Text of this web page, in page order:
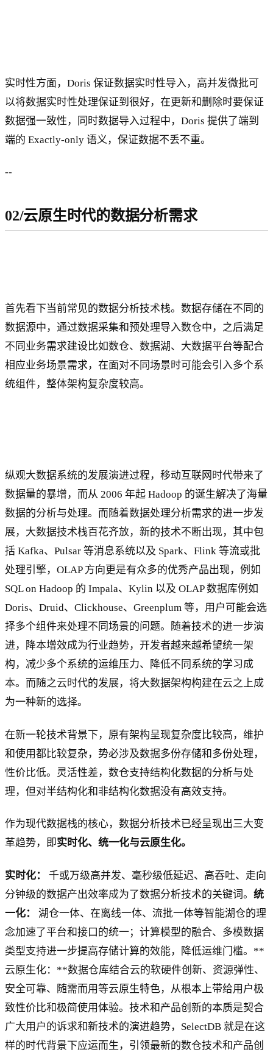
实时性方面，Doris 保证数据实时性导入，高并发微批可
以将数据实时性处理保证到很好，在更新和删除时要保证
数据强一致性，同时数据导入过程中，Doris 提供了端到
端的 Exactly-only 语义，保证数据不丢不重。
--
02/云原生时代的数据分析需求
首先看下当前常见的数据分析技术栈。数据存储在不同的
数据源中，通过数据采集和预处理导入数仓中，之后满足
不同业务需求建设比如数仓、数据湖、大数据平台等配合
相应业务场景需求，在面对不同场景时可能会引入多个系
统组件，整体架构复杂度较高。
纵观大数据系统的发展演进过程，移动互联网时代带来了
数据量的暴增，而从 2006 年起 Hadoop 的诞生解决了海量
数据的分析与处理。而随着数据处理分析需求的进一步发
展，大数据技术栈百花齐放，新的技术不断出现，其中包
括 Kafka、Pulsar 等消息系统以及 Spark、Flink 等流或批
处理引擎，OLAP 方向更是有众多的优秀产品出现，例如
SQL on Hadoop 的 Impala、Kylin 以及 OLAP 数据库例如
Doris、Druid、Clickhouse、Greenplum 等，用户可能会选
择多个组件来处理不同场景的问题。随着技术的进一步演
进，降本增效成为行业趋势，开发者越来越希望统一架
构，减少多个系统的运维压力、降低不同系统的学习成
本。而随之云时代的发展，将大数据架构构建在云之上成
为一种新的选择。
在新一轮技术背景下，原有架构呈现复杂度比较高，维护
和使用都比较复杂，势必涉及数据多份存储和多份处理，
性价比低。灵活性差，数仓支持结构化数据的分析与处
理，但对半结构化和非结构化数据没有高效支持。
作为现代数据栈的核心，数据分析技术已经呈现出三大变
革趋势，即实时化、统一化与云原生化。
实时化：
千或万级高并发、毫秒级低延迟、高吞吐、走向
分钟级的数据产出效率成为了数据分析技术的关键词。 统
一化：
湖仓一体、在离线一体、流批一体等智能湖仓的理
念加速了平台和接口的统一；计算模型的融合、多模数据
类型支持进一步提高存储计算的效能，降低运维门槛。**
云原生化：**数据仓库结合云的软硬件创新、资源弹性、
安全可靠、随需而用等云原生特色，从根本上带给用户极
致性价比和极简使用体验。技术和产品创新的本质是契合
广大用户的诉求和新技术的演进趋势，SelectDB 就是在这
样的时代背景下应运而生，引领最新的数仓技术和产品创